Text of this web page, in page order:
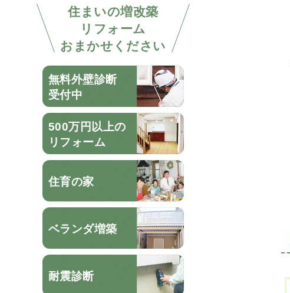
住まいの増改築
リフォーム
おまかせください
無料外壁診断
受付中
500万円以上の
リフォーム
住育の家
ベランダ増築
耐震診断